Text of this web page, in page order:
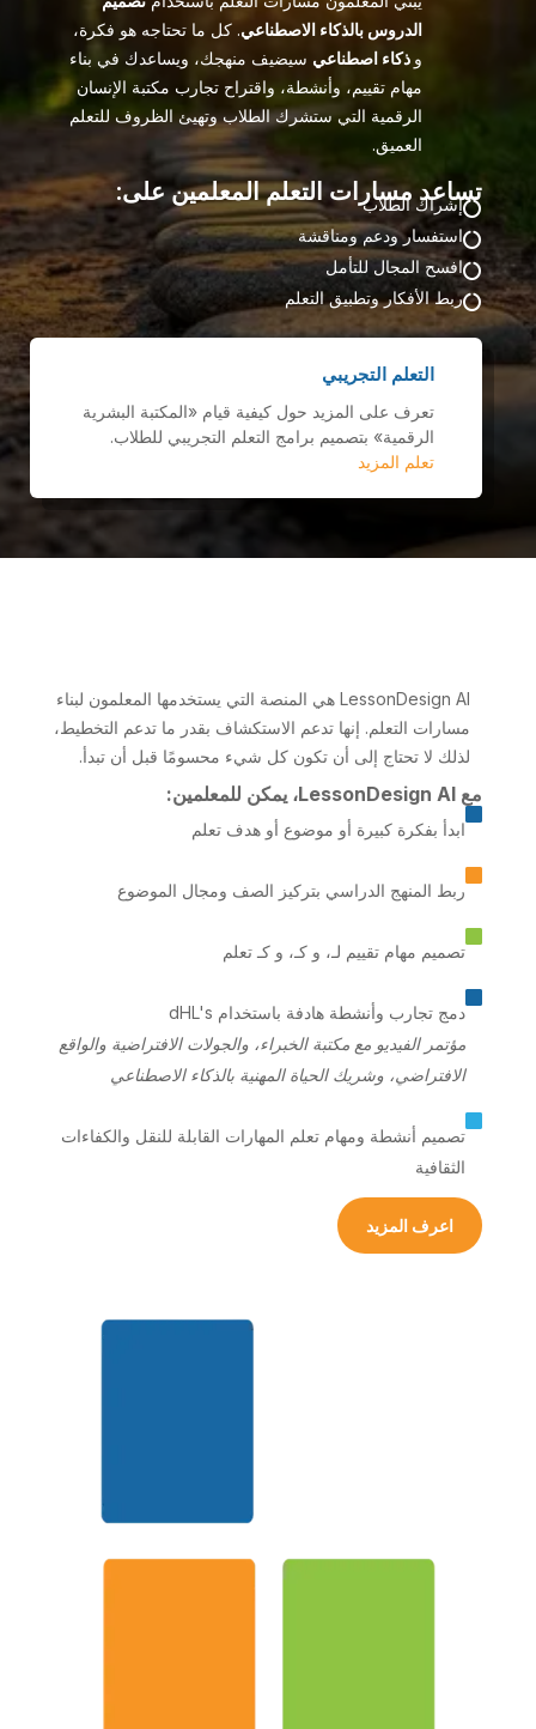
الدروس بالذكاء الاصطناعي. كل ما تحتاجه هو فكرة،
و ذكاء اصطناعي سيضيف منهجك، ويساعدك في بناء
مهام تقييم، وأنشطة، واقتراح تجارب مكتبة الإنسان
الرقمية التي ستشرك الطلاب وتهيئ الظروف للتعلم
العميق.
تساعد مسارات التعلم المعلمين على:
إشراك الطلاب
استفسار ودعم ومناقشة
افسح المجال للتأمل
ربط الأفكار وتطبيق التعلم
التعلم التجريبي
تعرف على المزيد حول كيفية قيام «المكتبة البشرية
الرقمية» بتصميم برامج التعلم التجريبي للطلاب.
تعلم المزيد
LessonDesign AI هي المنصة التي يستخدمها المعلمون لبناء
مسارات التعلم. إنها تدعم الاستكشاف بقدر ما تدعم التخطيط،
لذلك لا تحتاج إلى أن تكون كل شيء محسومًا قبل أن تبدأ.
مع LessonDesign AI، يمكن للمعلمين:
ابدأ بفكرة كبيرة أو موضوع أو هدف تعلم
ربط المنهج الدراسي بتركيز الصف ومجال الموضوع
تصميم مهام تقييم لـ، و كـ، و كـ تعلم
دمج تجارب وأنشطة هادفة باستخدام dHL's
مؤتمر الفيديو مع مكتبة الخبراء، والجولات الافتراضية والواقع
الافتراضي، وشريك الحياة المهنية بالذكاء الاصطناعي
تصميم أنشطة ومهام تعلم المهارات القابلة للنقل والكفاءات
الثقافية
اعرف المزيد